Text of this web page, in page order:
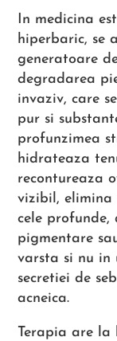
In medicina
hiperbaric, se
generatoare
degradarea
invaziv, care
pur si
profunzimea
hidrateaza
recontureaza
vizibil, elimina
cele
pigmentare
varsta si nu
secretiei de
acneica.
Terapia are la